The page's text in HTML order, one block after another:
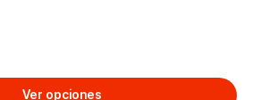
Ver opciones